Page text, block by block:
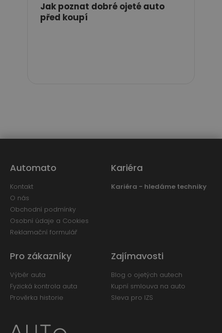
Jak poznat dobré ojeté auto
před koupí
Pro zákazníky
Výběr auta
Fyzická kontrola auta
Prověrka historie
Zajímavosti
Blog o ojetých autech
Kupní smlouva na auto
Sleva pro IZS
Kariéra
Kariéra - hledáme techniky
Automato
Kontakt
O nás
Obchodní podmínky
Osobní údaje a Cookies
Reklamační formulář